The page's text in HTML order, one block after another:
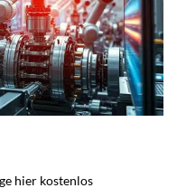
hier kostenlos